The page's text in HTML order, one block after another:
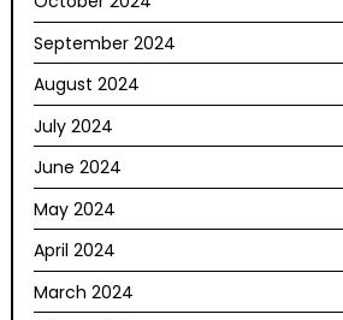
September 2024
August 2024
July 2024
June 2024
May 2024
April 2024
March 2024